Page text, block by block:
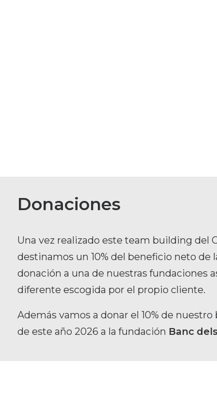
Donaciones
Una vez realizado este team building del
destinamos un 10% del beneficio neto de
donación a una de nuestras fundaciones
diferente escogida por el propio cliente.
Además vamos a donar el 10% de
de este año 2026 a la fundación Banc